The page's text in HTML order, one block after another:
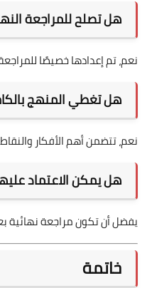
هل تصلح للمراجعة
نعم، تم إعدادها خصيصًا
هل تغطي المنهج
نعم، تتضمن أهم الأفكار
هل يمكن الاعتماد
يفضل أن تكون مراجعة نهائية
خاتمة